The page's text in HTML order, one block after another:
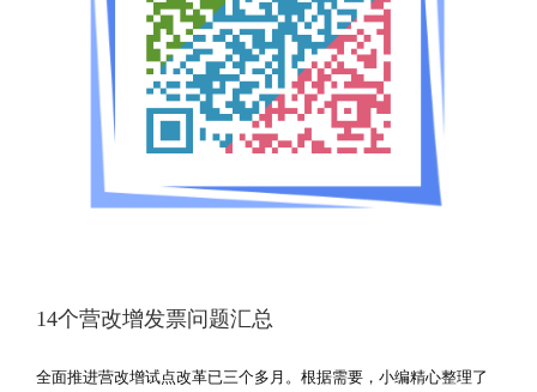
14个营改增发票问题汇总
全面推进营改增试点改革已三个多月。根据需要，小编精心整理了